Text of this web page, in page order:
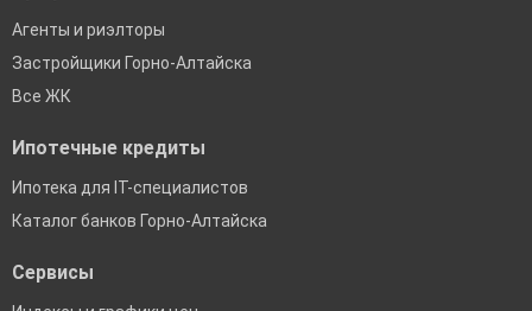
Агенты и риэлторы
Застройщики Горно-Алтайска
Все ЖК
Ипотечные кредиты
Ипотека для IT-специалистов
Каталог банков Горно-Алтайска
Сервисы